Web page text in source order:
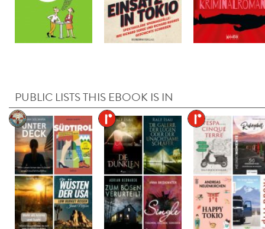
PUBLIC LISTS THIS EBOOK IS IN